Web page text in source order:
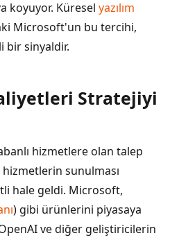
koyuyor. Küresel yazılım
Microsoft'un bu tercihi,
bir sinyaldir.
Artıyor
Stratejiyi
hizmetlere olan talep
hizmetlerin sunulması
hale geldi. Microsoft,
) gibi ürünlerini piyasaya
ve diğer geliştiricilerin